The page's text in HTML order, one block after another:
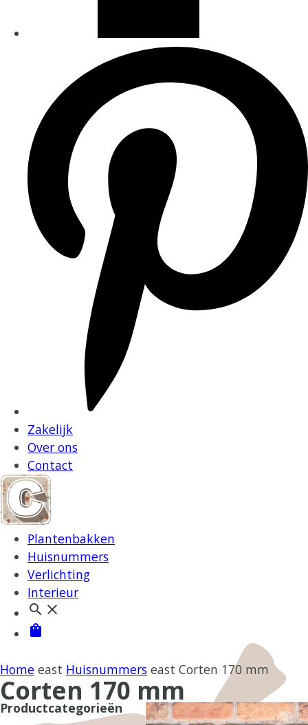
Zakelijk
Over ons
Contact
Plantenbakken
Huisnummers
Verlichting
Interieur
search close
shopping_bag
Home east Huisnummers east Corten 170 mm
Corten 170 mm
Productcategorieën